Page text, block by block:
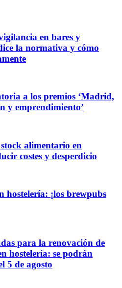
en bares y
la normativa y cómo
a los premios ‘Madrid,
y emprendimiento’
alimentario en
costes y desperdicio
hostelería: ¡los brewpubs
para la renovación de
hostelería: se podrán
5 de agosto